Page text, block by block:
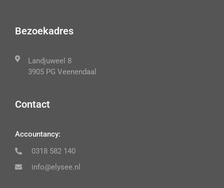
Bezoekadres
Landjuweel 8
3905 PG Veenendaal
Contact
Accountancy:
0318 582 140
info@elysee.nl